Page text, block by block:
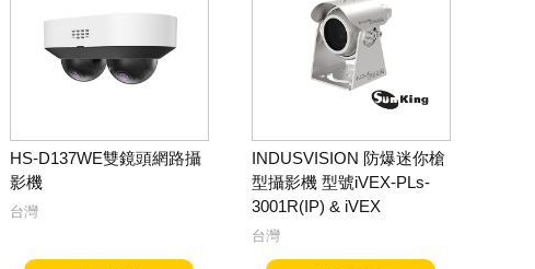
HS-D137WE雙鏡頭網路攝
影機
台灣
INDUSVISION 防爆迷你槍
型攝影機 型號iVEX-PLs-
3001R(IP) & iVEX
台灣